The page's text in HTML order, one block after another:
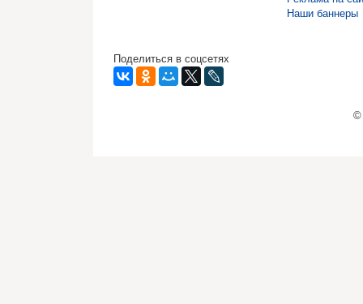
Наши баннеры
Поделиться в соцсетях
©